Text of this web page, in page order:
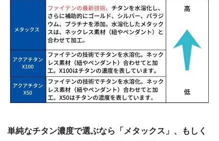
単純なチタン濃度で選ぶなら「メタックス」、もしく